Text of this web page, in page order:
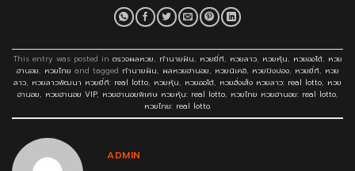
This entry was posted in ตรวจผลหวย, ทำนายฝัน, หวยยี่กี, หวยลาว, หวยหุ้น, หวยออโต้, หวย
ฮานอย, หวยไทย and tagged ทำนายฝัน, ผลหวยฮานอย, หวยนิเคอิ, หวยปิงปอง, หวยยี่กี, หวย
ลาว, หวยลาวพัฒนา หวยยี่กี: real lotto, หวยหุ้น, หวยออโต้, หวยฮั่งเส็ง หวยลาว: real lotto, หวย
ฮานอย, หวยฮานอย VIP, หวยฮานอยพิเศษ หวยหุ้น: real lotto, หวยไทย หวยฮานอย: real lotto,
หวยไทย: real lotto.
ADMIN